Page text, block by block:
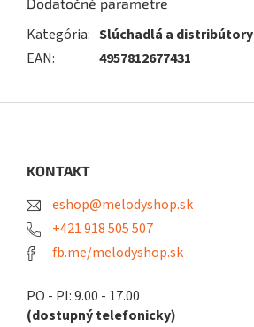
Kategória: Slúchadlá a distribútory
EAN: 4957812677431
KONTAKT
eshop@melodyshop.sk
+421 918 505 507
fb.me/melodyshop.sk
PO - PI: 9.00 - 17.00
(dostupný telefonicky)